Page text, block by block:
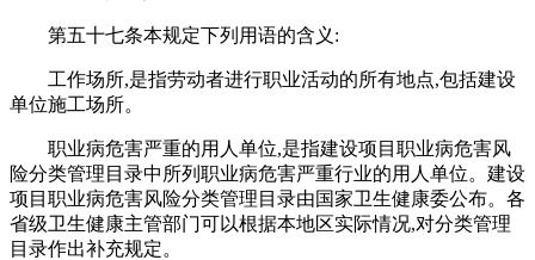
第五十七条本规定下列用语的含义:
工作场所,是指劳动者进行职业活动的所有地点,包括建设
单位施工场所。
职业病危害严重的用人单位,是指建设项目职业病危害风
险分类管理目录中所列职业病危害严重行业的用人单位。建设
项目职业病危害风险分类管理目录由国家卫生健康委公布。各
省级卫生健康主管部门可以根据本地区实际情况,对分类管理
目录作出补充规定。